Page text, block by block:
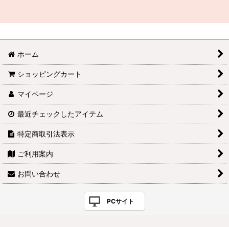
ホーム
ショッピングカート
マイページ
最近チェックしたアイテム
特定商取引法表示
ご利用案内
お問い合わせ
PCサイト